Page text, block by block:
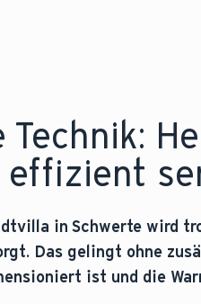
Technik:
in Schwerte wird
Das gelingt ohne
ist und die